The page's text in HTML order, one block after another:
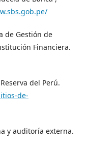
de Gestión de
Financiera.
del Perú.
de-
y auditoría externa.